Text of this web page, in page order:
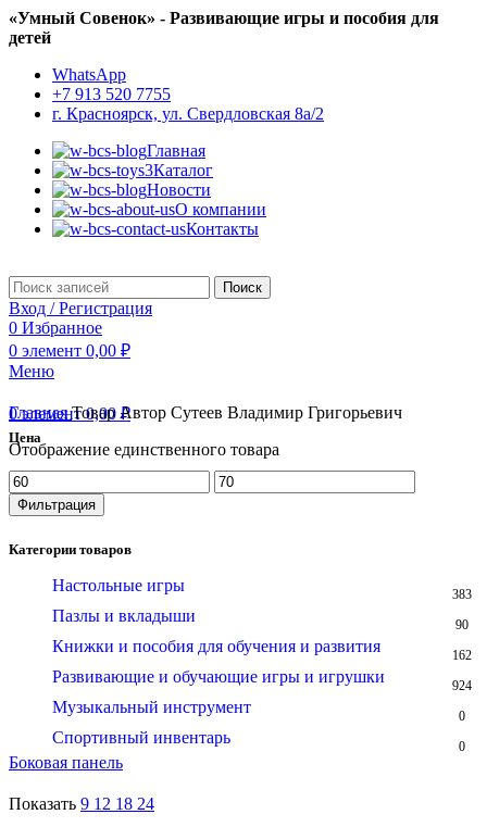
«Умный Совенок» - Развивающие игры и пособия для
детей
WhatsApp
+7 913 520 7755
г. Красноярск, ул. Свердловская 8а/2
Главная
Каталог
Новости
О компании
Контакты
Поиск
Вход / Регистрация
0 Избранное
0 элемент 0,00 ₽
Меню
0элемент 0,00₽
ГлавнаяТовар Автор Сутеев Владимир Григорьевич
Отображение единственного товара
Цена
Минимальная
цена
Максимальная
цена
Фильтрация
Категории товаров
Настольные игры 383
Пазлы и вкладыши 90
Книжки и пособия для обучения и развития 162
Развивающие и обучающие игры и игрушки 924
Музыкальный инструмент 0
Спортивный инвентарь 0
Боковая панель
Показать 9 12 18 24